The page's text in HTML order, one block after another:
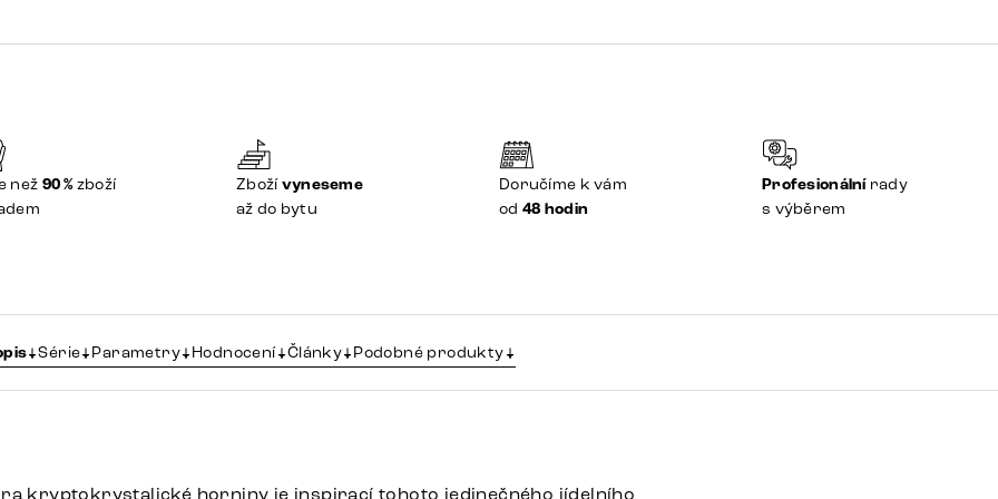
než 90 %zboží
Zbožívyneseme
až do bytu
Doručíme k vám
od 48 hodin
Profesionálnírady
s výběrem
Série Parametry Hodnocení Články Podobné produkty
kryptokrystalické horniny je inspirací tohoto jedinečného jídelního